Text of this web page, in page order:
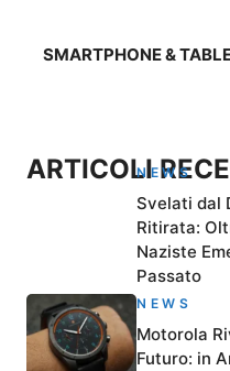
SMARTPHONE &
ARTICOLINEWS
Svelati dal
Ritirata:
Naziste
Passato
NEWS
Motorola
Futuro: in